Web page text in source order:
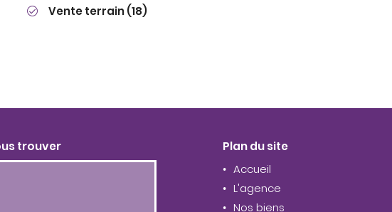
Vente terrain (18)
trouver
Plan du site
Accueil
L'agence
Nos biens